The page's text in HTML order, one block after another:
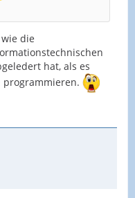
die
hat, als es
programmieren.